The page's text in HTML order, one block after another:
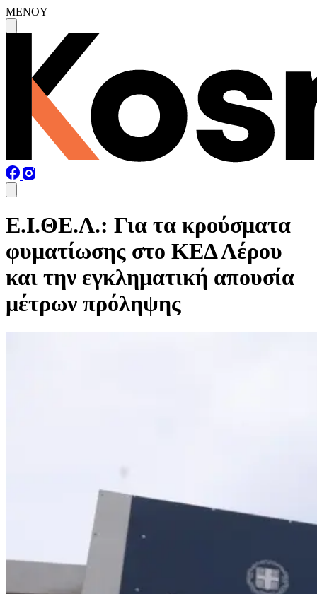
MENOY
Ε.Ι.ΘΕ.Λ.: Για τα κρούσματα
φυματίωσης στο ΚΕΔ Λέρου
και την εγκληματική απουσία
μέτρων πρόληψης